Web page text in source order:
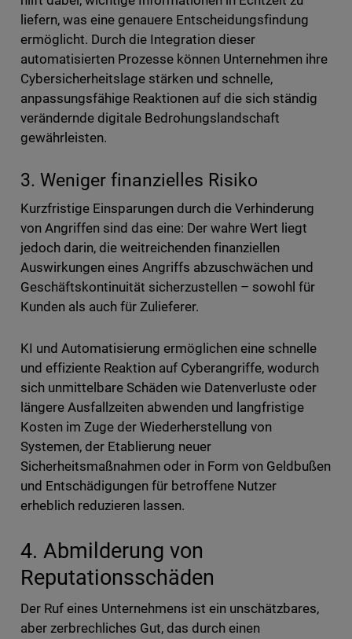
liefern, was eine genauere Entscheidungsfindung
ermöglicht. Durch die Integration dieser
automatisierten Prozesse können Unternehmen ihre
Cybersicherheitslage stärken und schnelle,
anpassungsfähige Reaktionen auf die sich ständig
verändernde digitale Bedrohungslandschaft
gewährleisten.
3. Weniger finanzielles Risiko
Kurzfristige Einsparungen durch die Verhinderung
von Angriffen sind das eine: Der wahre Wert liegt
jedoch darin, die weitreichenden finanziellen
Auswirkungen eines Angriffs abzuschwächen und
Geschäftskontinuität sicherzustellen – sowohl für
Kunden als auch für Zulieferer.
KI und Automatisierung ermöglichen eine schnelle
und effiziente Reaktion auf Cyberangriffe, wodurch
sich unmittelbare Schäden wie Datenverluste oder
längere Ausfallzeiten abwenden und langfristige
Kosten im Zuge der Wiederherstellung von
Systemen, der Etablierung neuer
Sicherheitsmaßnahmen oder in Form von Geldbußen
und Entschädigungen für betroffene Nutzer
erheblich reduzieren lassen.
4. Abmilderung von
Reputationsschäden
Der Ruf eines Unternehmens ist ein unschätzbares,
aber zerbrechliches Gut, das durch einen